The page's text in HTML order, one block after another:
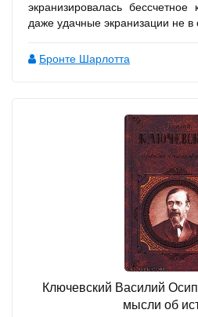
экранизировалась бессчетное
даже удачные экранизации не в
Бронте Шарлотта
Ключевский Василий
мысли об